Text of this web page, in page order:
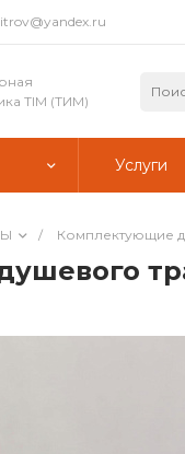
TIM (ТИМ)
Услуги
/ Комплектующие